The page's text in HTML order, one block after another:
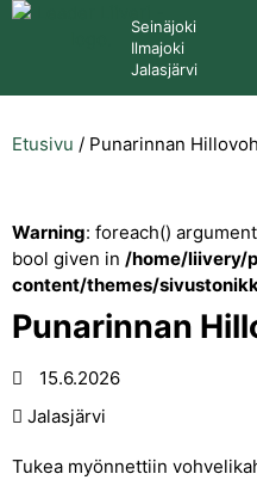
Seinäjoki
Ilmajoki
Jalasjärvi
Etusivu / Punarinnan
Warning: foreach()
bool given in /home/liivery/
content/themes/
Punarinnan
15.6.2026
Jalasjärvi
Tukea myönnettiin